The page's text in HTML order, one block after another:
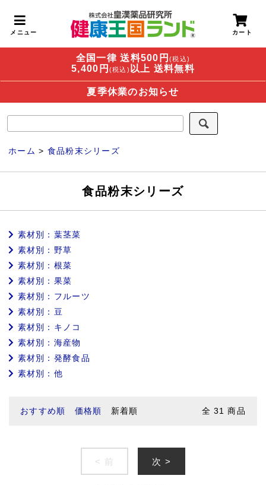
全国一律 送料500円 (税込)
5,400円 (税込) 以上 送料無料
夏季休業のお知らせ
ホーム > 食品粉末シリーズ
食品粉末シリーズ
素材別：葉茎菜
素材別：野草
素材別：根菜
素材別：果菜
素材別：フルーツ
素材別：豆
素材別：キノコ
素材別：海産物
素材別：発酵食品
素材別：他
おすすめ順 価格順 新着順 全 31 商品
< 前 次 >